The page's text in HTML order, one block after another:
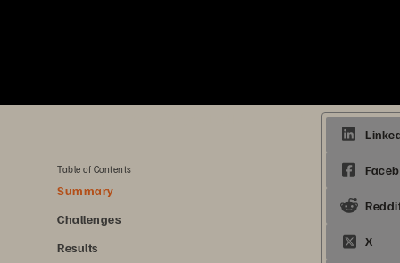
Table of Contents
Summary
Challenges
Results